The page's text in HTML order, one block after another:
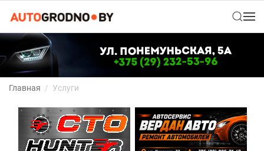
Главная Услуги